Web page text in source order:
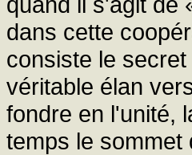
dans cette
consiste le
véritable élan
fondre en l'unité,
temps le sommet